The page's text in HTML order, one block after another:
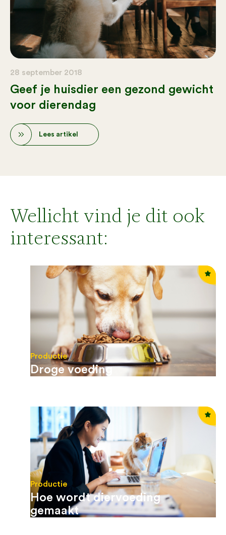
28 september 2018
Geef je huisdier een gezond gewicht
voor dierendag
Lees artikel
Wellicht vind je dit ook
interessant:
Productie
Droge voeding
Productie
Hoe wordt diervoeding
gemaakt